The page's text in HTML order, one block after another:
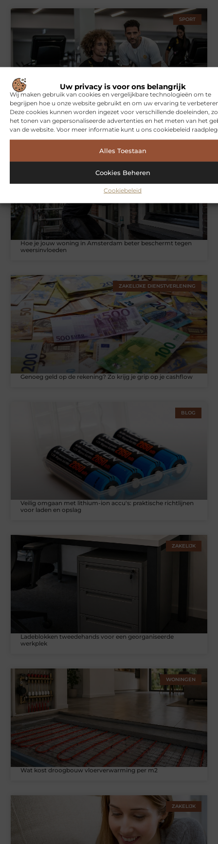
Uw privacy is voor ons belangrijk
Wij maken gebruik van cookies en vergelijkbare technologieën om te
begrijpen hoe u onze website gebruikt en om uw ervaring te
Deze cookies kunnen worden ingezet voor verschillende doeleinden,
het tonen van gepersonaliseerde advertenties en het meten van het
van de website. Voor meer informatie kunt u ons cookiebeleid
Alles Toestaan
Cookies Beheren
Cookiebeleid
SPORT
Symbiont360: Innovatieve EMS-training in Utrecht voor een
effectieve workout
Hoe je jouw woning in Amsterdam beter beschermt tegen
weersinvloeden
ZAKELIJKE DIENSTVERLENING
Genoeg geld op de rekening? Zo krijg je grip op je cashflow
BLOG
Veilig omgaan met lithium-ion accu's: praktische richtlijnen
voor laden en opslag
ZAKELIJK
Ladeblokken tweedehands voor een georganiseerde
werkplek
WONINGEN
Wat kost droogbouw vloerverwarming per m2
ZAKELIJK